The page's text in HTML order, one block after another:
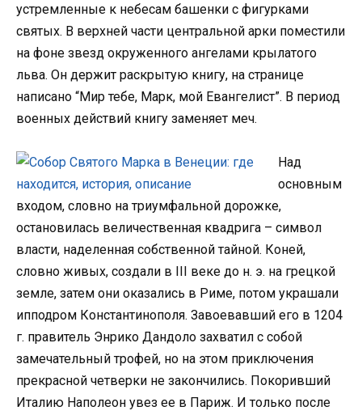
устремленные к небесам башенки с фигурками
святых. В верхней части центральной арки поместили
на фоне звезд окруженного ангелами крылатого
льва. Он держит раскрытую книгу, на странице
написано “Мир тебе, Марк, мой Евангелист”. В период
военных действий книгу заменяет меч.
Над
основным
входом, словно на триумфальной дорожке,
остановилась величественная квадрига – символ
власти, наделенная собственной тайной. Коней,
словно живых, создали в III веке до н. э. на грецкой
земле, затем они оказались в Риме, потом украшали
ипподром Константинополя. Завоевавший его в 1204
г. правитель Энрико Дандоло захватил с собой
замечательный трофей, но на этом приключения
прекрасной четверки не закончились. Покоривший
Италию Наполеон увез ее в Париж. И только после